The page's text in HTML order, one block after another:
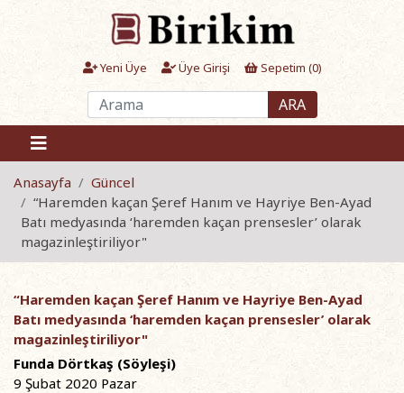
Yeni Üye Üye Girişi Sepetim (0)
ARA
Anasayfa
Güncel
“Haremden kaçan Şeref Hanım ve Hayriye Ben-Ayad
Batı medyasında ‘haremden kaçan prensesler’ olarak
magazinleştiriliyor"
“Haremden kaçan Şeref Hanım ve Hayriye Ben-Ayad
Batı medyasında ‘haremden kaçan prensesler’ olarak
magazinleştiriliyor"
Funda Dörtkaş (Söyleşi)
9 Şubat 2020 Pazar